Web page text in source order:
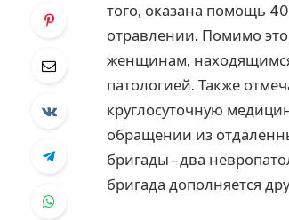
того, оказана помощь
отравлении. Помимо
женщинам,
патологией. Также
круглосуточную
обращении из
бригады – два
бригада дополняется